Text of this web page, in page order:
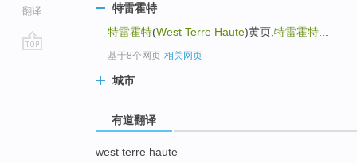
翻译
特雷霍特
特雷霍特(West Terre Haute)黄页, 特雷霍特
基于8个网页-相关网页
城市
有道翻译
west terre haute